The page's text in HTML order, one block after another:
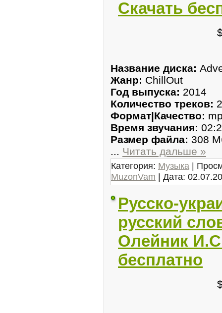
Скачать
Название диска:
Жанр: ChillOut
Год выпуска: 2014
Количество треков:
Формат|Качество:
Время звучания:
Размер файла: 308
... Читать дальше »
Категория: Музыка |
MuzonVam | Дата:
Русско-
русский
Олейник
бесплатно